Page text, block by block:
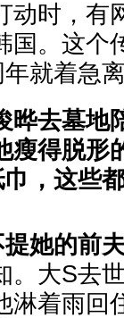
动时，有
国。这个
就着急
晔去墓地
瘦得脱形
，这些
她的前
。大S去
淋着雨回